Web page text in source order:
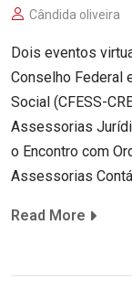
Cândida oliveira
Dois eventos
Conselho Federal
Social (CFESS-
Assessorias
o Encontro com
Assessorias
Read More